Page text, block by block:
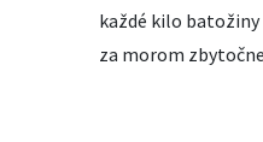
každé kilo batožiny
za morom